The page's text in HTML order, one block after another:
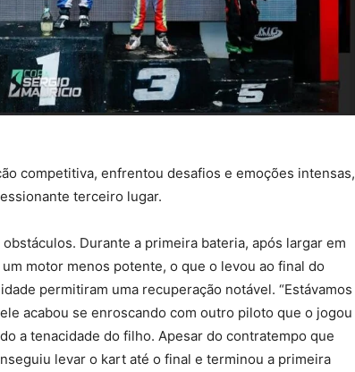
competitiva, enfrentou desafios e emoções intensas,
terceiro lugar.
Durante a primeira bateria, após largar em
motor menos potente, o que o levou ao final do
permitiram uma recuperação notável. “Estávamos
acabou se enroscando com outro piloto que o jogou
a tenacidade do filho. Apesar do contratempo que
levar o kart até o final e terminou a primeira